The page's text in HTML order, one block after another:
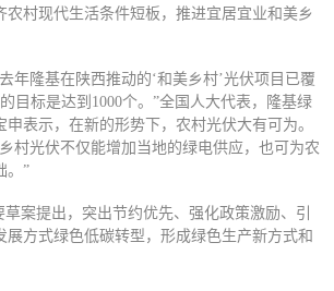
农村现代生活条件短板，推进宜居宜业和美乡
年隆基在陕西推动的‘和美乡村’光伏项目已覆
目标是达到1000个。”全国人大代表，隆基绿
表示，在新的形势下，农村光伏大有可为。
村光伏不仅能增加当地的绿电供应，也可为农
。”
草案提出，突出节约优先、强化政策激励、引
展方式绿色低碳转型，形成绿色生产新方式和